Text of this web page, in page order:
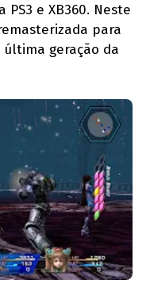
e XB360. Neste
para
geração da